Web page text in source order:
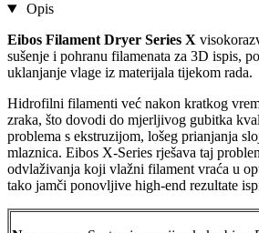
Opis
Eibos Filament Dryer Series X
sušenje i pohranu filamenata za 3D ispis,
uklanjanje vlage iz materijala tijekom rada.
Hidrofilni filamenti već nakon kratkog
zraka, što dovodi do mjerljivog gubitka
problema s ekstruzijom, lošeg prianjanja
mlaznica. Eibos X-Series rješava taj
odvlaživanja koji vlažni filament vraća u
tako jamči ponovljive high-end rezultate